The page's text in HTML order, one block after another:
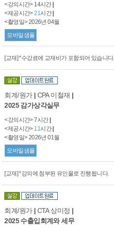
<강의시간> 14시간
<제공시간>21시간
<촬영일> 2026년 04월
모바일샘플
[교재] *수강료에 교재비가 포함되어 있습니다.
회계/원가 | CPA 이철재 |
2025 감가상각실무
<강의시간> 7시간
<제공시간> 11시간
<촬영일> 2026년 01월
모바일샘플
[교재] *강의에 첨부된 유인물로 진행됩니다.
회계/원가 | CTA 상미정 |
2025 수출입회계와 세무